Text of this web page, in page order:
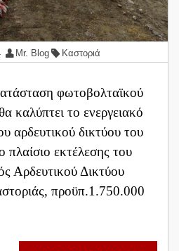
Mr. Blog Καστοριά
φωτοβολταϊκού
καλύπτει το ενεργειακό
αρδευτικού δικτύου του
εκτέλεσης του
Αρδευτικού Δικτύου
προϋπ.1.750.000